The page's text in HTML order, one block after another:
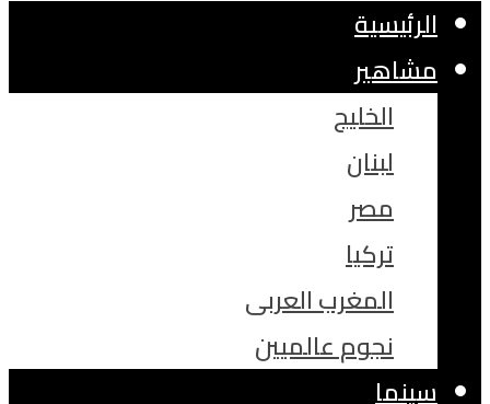
الرئيسية
مشاهير
الخليج
لبنان
مصر
تركيا
المغرب العربى
نجوم عالميين
سينما